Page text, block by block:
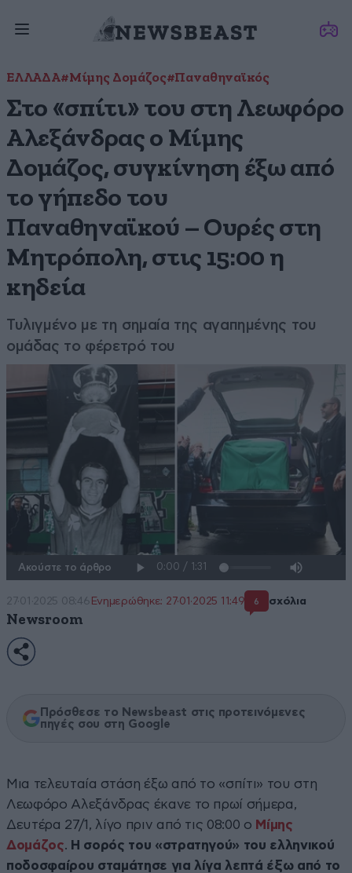
ΕΛΛΑΔΑ#Μίμης Δομάζος#Παναθηναϊκός
Στο «σπίτι» του στη Λεωφόρο
Αλεξάνδρας ο Μίμης
Δομάζος, συγκίνηση έξω από
το γήπεδο του
Παναθηναϊκού – Ουρές στη
Μητρόπολη, στις 15:00 η
κηδεία
Τυλιγμένο με τη σημαία της αγαπημένης του
ομάδας το φέρετρό του
Ακούστε το άρθρο
27·01·2025 08:46 Ενημερώθηκε: 27·01·2025 11:49 6 σχόλια
Newsroom
Πρόσθεσε το Newsbeast στις προτεινόμενες
πηγές σου στη Google
Μια τελευταία στάση έξω από το «σπίτι» του στη
Λεωφόρο Αλεξάνδρας έκανε το πρωί σήμερα,
Δευτέρα 27/1, λίγο πριν από τις 08:00 ο Μίμης
Δομάζος. Η σορός του «στρατηγού» του ελληνικού
ποδοσφαίρου σταμάτησε για λίγα λεπτά έξω από το